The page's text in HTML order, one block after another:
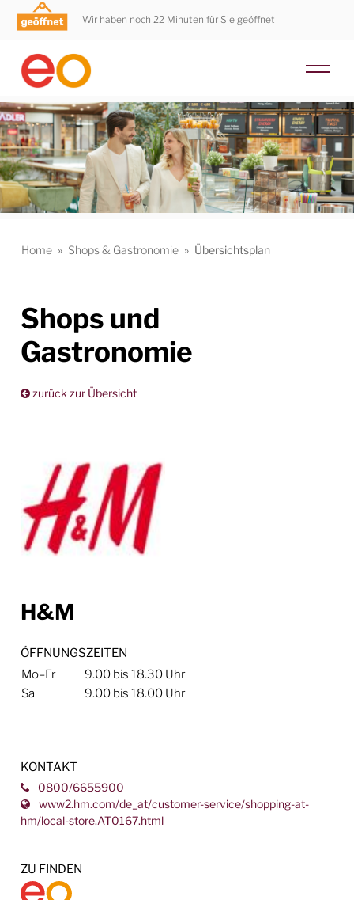
Wir haben noch 22 Minuten für Sie geöffnet
Home » Shops & Gastronomie » Übersichtsplan
Shops und
Gastronomie
zurück zur Übersicht
H&M
ÖFFNUNGSZEITEN
Mo–Fr
9.00 bis 18.30 Uhr
Sa
9.00 bis 18.00 Uhr
KONTAKT
0800/6655900
www2.hm.com/de_at/customer-service/shopping-at-
hm/local-store.AT0167.html
ZU FINDEN